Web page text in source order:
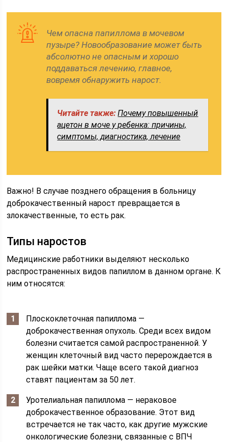
Чем опасна папиллома в мочевом
пузыре? Новообразование может быть
абсолютно не опасным и хорошо
поддаваться лечению, главное,
вовремя обнаружить нарост.
Читайте также: Почему повышенный
ацетон в моче у ребенка: причины,
симптомы, диагностика, лечение
Важно! В случае позднего обращения в больницу
доброкачественный нарост превращается в
злокачественные, то есть рак.
Типы наростов
Медицинские работники выделяют несколько
распространенных видов папиллом в данном органе. К
ним относятся:
Плоскоклеточная папиллома —
доброкачественная опухоль. Среди всех видом
болезни считается самой распространенной. У
женщин клеточный вид часто перерождается в
рак шейки матки. Чаще всего такой диагноз
ставят пациентам за 50 лет.
Уротелиальная папиллома — нераковое
доброкачественное образование. Этот вид
встречается не так часто, как другие мужские
онкологические болезни, связанные с ВПЧ